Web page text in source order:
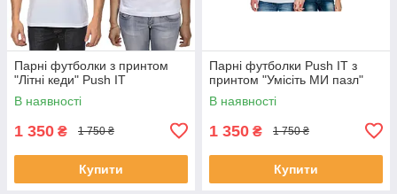
Парні футболки з принтом
"Літні кеди" Push IT
В наявності
1 350 ₴ 1 750 ₴
Купити
Парні футболки Push IT з
принтом "Умісіть МИ пазл"
В наявності
1 350 ₴ 1 750 ₴
Купити